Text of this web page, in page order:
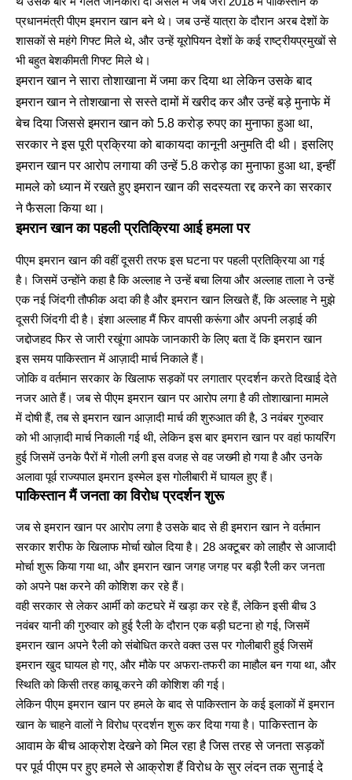
प्रधानमंत्री पीएम इमरान खान बने थे। जब उन्हें यात्रा के दौरान अरब देशों के
शासकों से महंगे गिफ्ट मिले थे, और उन्हें यूरोपियन देशों के कई राष्ट्रीयप्रमुखों से
भी बहुत बेशकीमती गिफ्ट मिले थे।
इमरान खान ने सारा तोशाखाना में जमा कर दिया था लेकिन उसके बाद
इमरान खान ने तोशखाना से सस्ते दामों में खरीद कर और उन्हें बड़े मुनाफे में
बेच दिया जिससे इमरान खान को 5.8 करोड़ रुपए का मुनाफा हुआ था,
सरकार ने इस पूरी प्रक्रिया को बाकायदा कानूनी अनुमति दी थी। इसलिए
इमरान खान पर आरोप लगाया की उन्हें 5.8 करोड़ का मुनाफा हुआ था, इन्हीं
मामले को ध्यान में रखते हुए इमरान खान की सदस्यता रद्द करने का सरकार
ने फैसला किया था।
इमरान खान का पहली प्रतिक्रिया आई हमला पर
पीएम इमरान खान की वहीं दूसरी तरफ इस घटना पर पहली प्रतिक्रिया आ गई
है। जिसमें उन्होंने कहा है कि अल्लाह ने उन्हें बचा लिया और अल्लाह ताला ने उन्हें
एक नई जिंदगी तौफीक अदा की है और इमरान खान लिखते हैं, कि अल्लाह ने मुझे
दूसरी जिंदगी दी है। इंशा अल्लाह मैं फिर वापसी करूंगा और अपनी लड़ाई की
जद्दोजहद फिर से जारी रखूंगा आपके जानकारी के लिए बता दें कि इमरान खान
इस समय पाकिस्तान में आज़ादी मार्च निकाले हैं।
जोकि व वर्तमान सरकार के खिलाफ सड़कों पर लगातार प्रदर्शन करते दिखाई देते
नजर आते हैं। जब से पीएम इमरान खान पर आरोप लगा है की तोशाखाना मामले
में दोषी हैं, तब से इमरान खान आज़ादी मार्च की शुरुआत की है, 3 नवंबर गुरुवार
को भी आज़ादी मार्च निकाली गई थी, लेकिन इस बार इमरान खान पर वहां फायरिंग
हुई जिसमें उनके पैरों में गोली लगी इस वजह से वह जख्मी हो गया है और उनके
अलावा पूर्व राज्यपाल इमरान इस्मेल इस गोलीबारी में घायल हुए हैं।
पाकिस्तान मैं जनता का विरोध प्रदर्शन शुरू
जब से इमरान खान पर आरोप लगा है उसके बाद से ही इमरान खान ने वर्तमान
सरकार शरीफ के खिलाफ मोर्चा खोल दिया है। 28 अक्टूबर को लाहौर से आजादी
मोर्चा शुरू किया गया था, और इमरान खान जगह जगह पर बड़ी रैली कर जनता
को अपने पक्ष करने की कोशिश कर रहे हैं।
वही सरकार से लेकर आर्मी को कटघरे में खड़ा कर रहे हैं, लेकिन इसी बीच 3
नवंबर यानी की गुरुवार को हुई रैली के दौरान एक बड़ी घटना हो गई, जिसमें
इमरान खान अपने रैली को संबोधित करते वक्त उस पर गोलीबारी हुई जिसमें
इमरान खुद घायल हो गए, और मौके पर अफरा-तफरी का माहौल बन गया था, और
स्थिति को किसी तरह काबू करने की कोशिश की गई।
लेकिन पीएम इमरान खान पर हमले के बाद से पाकिस्तान के कई इलाकों में इमरान
खान के चाहने वालों ने विरोध प्रदर्शन शुरू कर दिया गया है।पाकिस्तान के
आवाम के बीच आक्रोश देखने को मिल रहा है जिस तरह से जनता सड़कों
पर पूर्व पीएम पर हुए हमले से आक्रोश हैं विरोध के सुर लंदन तक सुनाई दे